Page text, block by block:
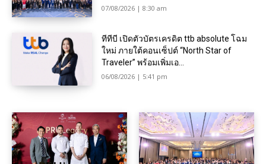
07/08/2026 | 8:30 am
ทีทีบี เปิดตัวบัตรเครดิต ttb absolute โฉม
ใหม่ ภายใต้คอนเซ็ปต์ “North Star of
Traveler” พร้อมเพิ่มเอ...
06/08/2026 | 5:41 pm